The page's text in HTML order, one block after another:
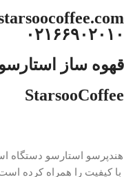
۰۲۱۶۶۹۰۲۰۱۰
قهوه ساز استارسو
StarsooCoffee
هندپرسو استارسو دستگاه
با کیفیت را همراه کرده